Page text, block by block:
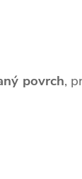
povrch,